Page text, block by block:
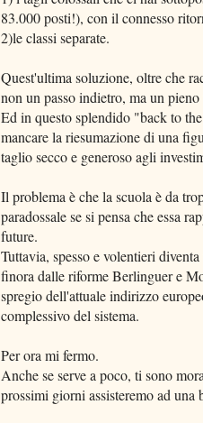
83.000 posti!), con il connesso
2)le classi separate.
Quest'ultima soluzione, oltre che
non un passo indietro, ma un
Ed in questo splendido "back to
mancare la riesumazione di una
taglio secco e generoso agli
Il problema è che la scuola è da
paradossale se si pensa che essa
future.
Tuttavia, spesso e volentieri
finora dalle riforme Berlinguer e
spregio dell'attuale indirizzo
complessivo del sistema.
Per ora mi fermo.
Anche se serve a poco, ti sono
prossimi giorni assisteremo ad una